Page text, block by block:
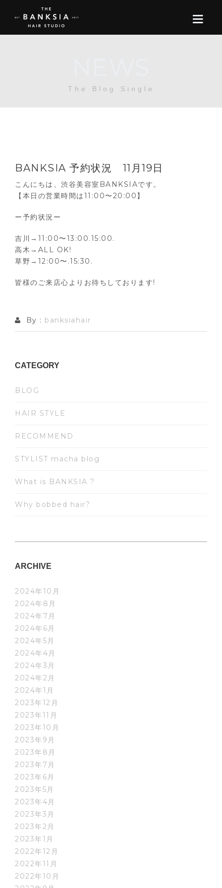
RECRUIT
The Blog Single
BANKSIA 予約状況 11月19日
こんにちは、渋谷美容室BANKSIAです。
【本日の営業時間は11:00〜20:00】
ー予約状況ー
吉川→11:00〜13:00.15:00.
高木→ALL OK!
草野→12:00〜.15:30.
皆様のご来店心よりお待ちしております!
By : banksiahair
CATEGORY
BLOG
HAIR STYLE
RECOMMEND
STYLIST macha blog
What is BANKSIA ?
Why bobbed hair?
ARCHIVE
2024年10月
2024年8月
2024年7月
2024年6月
2024年5月
2024年4月
2024年3月
2024年2月
2024年1月
2023年12月
2023年11月
2023年10月
2023年9月
2023年8月
2023年7月
2023年6月
2023年5月
2023年4月
2023年3月
2023年2月
2023年1月
2022年12月
2022年11月
2022年10月